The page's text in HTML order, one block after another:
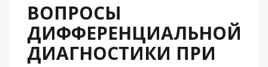
ВОПРОСЫ
ДИФФЕРЕНЦИАЛЬНОЙ
ДИАГНОСТИКИ ПРИ